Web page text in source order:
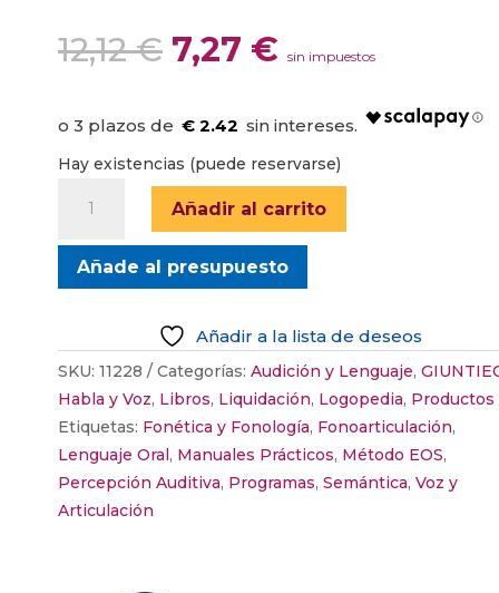
12,12€ El
precio
era:
12,12 €.
7,27 € El
precio
actual
es:
7,27 €.
sin impuestos
€ 2.42
Hay existencias (puede reservarse)
HABLANDO
BIEN
II
cantidad
Añadir al carrito
Añade al presupuesto
Añadir a la lista de deseos
SKU: 11228 Categorías: Audición y Lenguaje,
Habla y Voz, Libros, Liquidación, Logopedia, Productos
Etiquetas: Fonética y Fonología, Fonoarticulación,
Lenguaje Oral, Manuales Prácticos, Método EOS,
Percepción Auditiva, Programas, Semántica, Voz y
Articulación